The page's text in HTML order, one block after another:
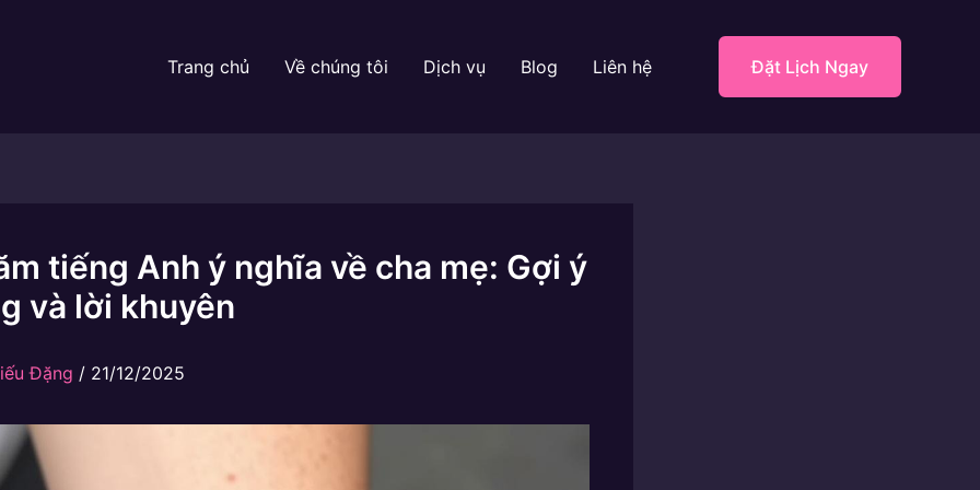
Trang chủ Về chúng tôi Dịch vụ Blog Liên hệ Đặt Lịch Ngay
tiếng Anh ý nghĩa về cha mẹ: Gợi ý
và lời khuyên
Đặng / 21/12/2025